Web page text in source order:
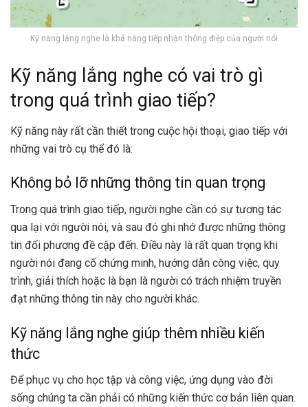
Kỹ năng lắng nghe là khả năng tiếp nhận thông điệp của người nói
Kỹ năng lắng nghe có vai trò gì
trong quá trình giao tiếp?
Kỹ năng này rất cần thiết trong cuộc hội thoại, giao tiếp với
những vai trò cụ thể đó là:
Không bỏ lỡ những thông tin quan trọng
Trong quá trình giao tiếp, người nghe cần có sự tương tác
qua lại với người nói, và sau đó ghi nhớ được những thông
tin đối phương đề cập đến. Điều này là rất quan trọng khi
người nói đang cố chứng minh, hướng dẫn công việc, quy
trình, giải thích hoặc là bạn là người có trách nhiệm truyền
đạt những thông tin này cho người khác.
Kỹ năng lắng nghe giúp thêm nhiều kiến
thức
Để phục vụ cho học tập và công việc, ứng dụng vào đời
sống chúng ta cần phải có những kiến thức cơ bản liên quan.